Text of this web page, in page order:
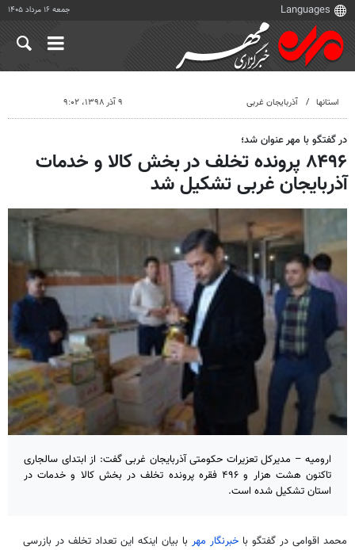
جمعه ۱۶ مرداد ۱۴۰۵
استانها آذربایجان غربی ۹ آذر ۱۳۹۸، ۹:۰۲
در گفتگو با مهر عنوان شد؛
۸۴۹۶ پرونده تخلف در بخش کالا و خدمات
آذربایجان غربی تشکیل شد
ارومیه – مدیرکل تعزیرات حکومتی آذربایجان غربی گفت: از ابتدای سالجاری
تاکنون هشت هزار و ۴۹۶ فقره پرونده تخلف در بخش کالا و خدمات در
استان تشکیل شده است.
محمد اقوامی در گفتگو با خبرنگار مهر با بیان اینکه این تعداد تخلف در بازرسی